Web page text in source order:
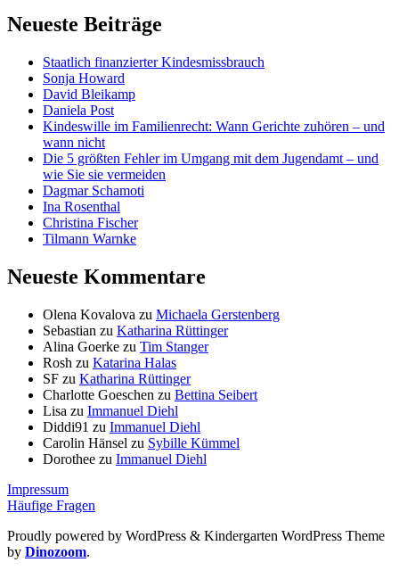
Neueste Beiträge
Staatlich finanzierter Kindesmissbrauch
Sonja Howard
David Bleikamp
Daniela Post
Kindeswille im Familienrecht: Wann Gerichte zuhören – und
wann nicht
Die 5 größten Fehler im Umgang mit dem Jugendamt – und
wie Sie sie vermeiden
Dagmar Schamoti
Ina Rosenthal
Christina Fischer
Tilmann Warnke
Neueste Kommentare
Olena Kovalova zu Michaela Gerstenberg
Sebastian zu Katharina Rüttinger
Alina Goerke zu Tim Stanger
Rosh zu Katarina Halas
SF zu Katharina Rüttinger
Charlotte Goeschen zu Bettina Seibert
Lisa zu Immanuel Diehl
Diddi91 zu Immanuel Diehl
Carolin Hänsel zu Sybille Kümmel
Dorothee zu Immanuel Diehl
Impressum
Häufige Fragen
Proudly powered by WordPress & Kindergarten WordPress Theme
by Dinozoom.